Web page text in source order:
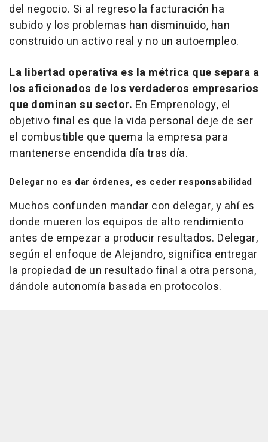
del negocio. Si al regreso la facturación ha
subido y los problemas han disminuido, han
construido un activo real y no un autoempleo.
La libertad operativa es la métrica que separa a
los aficionados de los verdaderos empresarios
que dominan su sector. En Emprenology, el
objetivo final es que la vida personal deje de ser
el combustible que quema la empresa para
mantenerse encendida día tras día.
Delegar no es dar órdenes, es ceder responsabilidad
Muchos confunden mandar con delegar, y ahí es
donde mueren los equipos de alto rendimiento
antes de empezar a producir resultados. Delegar,
según el enfoque de Alejandro, significa entregar
la propiedad de un resultado final a otra persona,
dándole autonomía basada en protocolos.